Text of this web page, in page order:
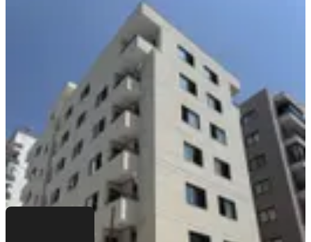
Total'den Ziyapaşa Bulvarında Sıfır
Doğalgazlı K. Otoparklı 1+1
Seyhan, Çınarlı Mahallesi
1+1
50 m²· ·08.08.2026
26.500 ₺
TOTAL GAYRİMENKUL Soner Aytimur
Ara